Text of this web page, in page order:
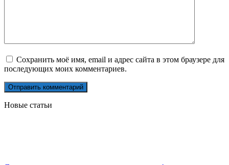
Сохранить моё имя, email и адрес сайта в этом браузере для
последующих моих комментариев.
Новые статьи